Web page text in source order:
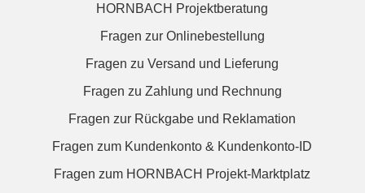
HORNBACH Projektberatung
Fragen zur Onlinebestellung
Fragen zu Versand und Lieferung
Fragen zu Zahlung und Rechnung
Fragen zur Rückgabe und Reklamation
Fragen zum Kundenkonto & Kundenkonto-ID
Fragen zum HORNBACH Projekt-Marktplatz